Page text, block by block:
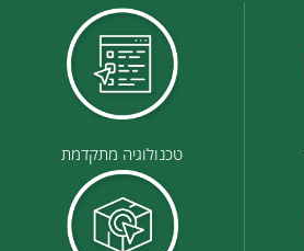
טכנולוגיה מתקדמת